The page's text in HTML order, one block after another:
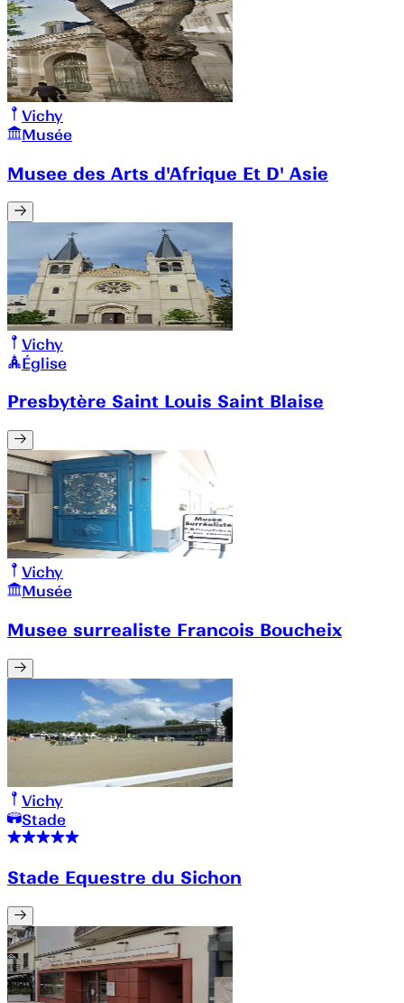
Vichy
Musée
Musee des Arts d'Afrique Et D' Asie
Vichy
Église
Presbytère Saint Louis Saint Blaise
Vichy
Musée
Musee surrealiste Francois Boucheix
Vichy
Stade
Stade Equestre du Sichon